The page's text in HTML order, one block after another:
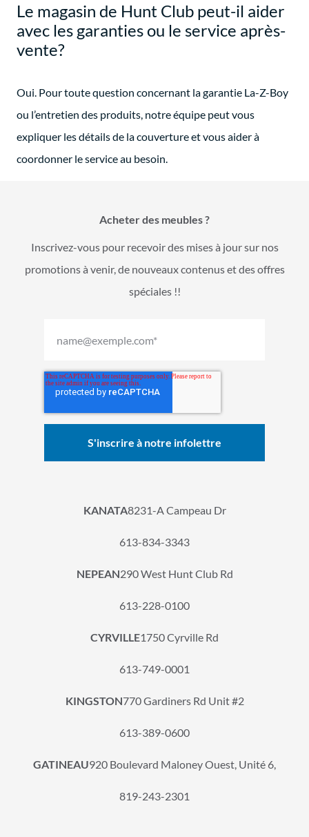
Le magasin de Hunt Club peut-il aider
avec les garanties ou le service après-
vente?
Oui. Pour toute question concernant la garantie La-Z-Boy
ou l’entretien des produits, notre équipe peut vous
expliquer les détails de la couverture et vous aider à
coordonner le service au besoin.
Acheter des meubles ?
Inscrivez-vous pour recevoir des mises à jour sur nos
promotions à venir, de nouveaux contenus et des offres
spéciales !!
KANATA8231-A Campeau Dr
613-834-3343
NEPEAN290 West Hunt Club Rd
613-228-0100
CYRVILLE1750 Cyrville Rd
613-749-0001
KINGSTON770 Gardiners Rd Unit #2
613-389-0600
GATINEAU920 Boulevard Maloney Ouest, Unité 6,
819-243-2301